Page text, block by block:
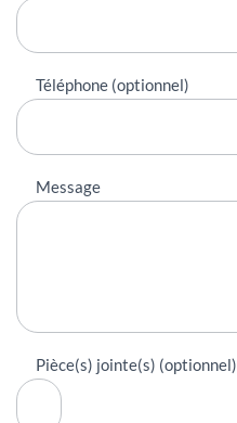
Téléphone (optionnel)
Message
Pièce(s) jointe(s) (optionnel)